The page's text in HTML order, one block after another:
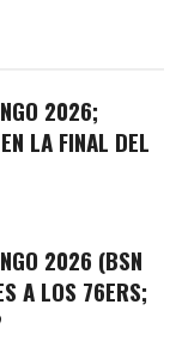
2026;
LA FINAL DEL
2026 (BSN
A LOS 76ERS;